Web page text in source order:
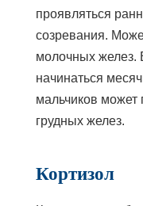
проявляться
созревания.
молочных желез.
начинаться
мальчиков может
грудных желез.
Кортизол